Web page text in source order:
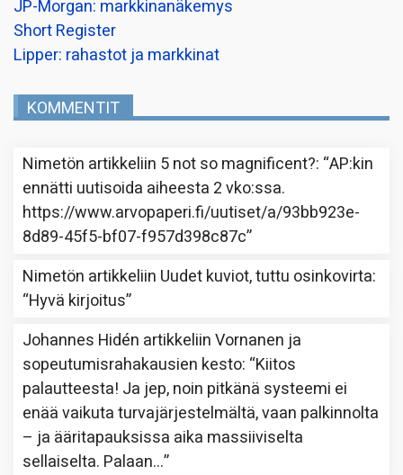
JP-Morgan: markkinanäkemys
Short Register
Lipper: rahastot ja markkinat
KOMMENTIT
Nimetön artikkeliin 5 not so magnificent?: “AP:kin
ennätti uutisoida aiheesta 2 vko:ssa.
https://www.arvopaperi.fi/uutiset/a/93bb923e-
8d89-45f5-bf07-f957d398c87c”
Nimetön artikkeliin Uudet kuviot, tuttu osinkovirta:
“Hyvä kirjoitus”
Johannes Hidén artikkeliinVornanen ja
sopeutumisrahakausien kesto: “Kiitos
palautteesta! Ja jep, noin pitkänä systeemi ei
enää vaikuta turvajärjestelmältä, vaan palkinnolta
– ja ääritapauksissa aika massiiviselta
sellaiselta. Palaan…”